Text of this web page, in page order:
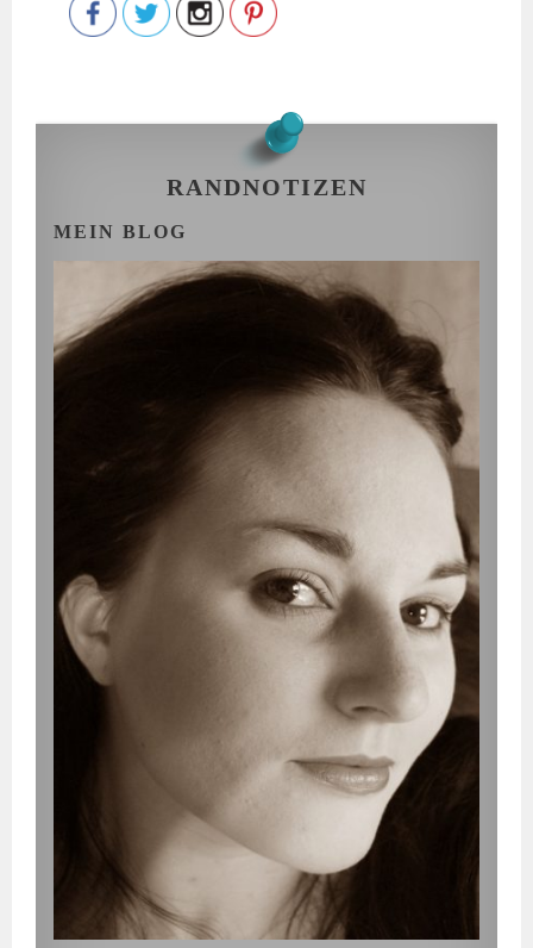
RANDNOTIZEN
MEIN BLOG